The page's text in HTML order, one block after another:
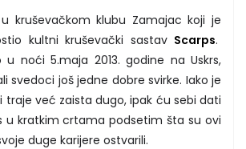
kruševačkom klubu Zamajac koji je
kultni kruševački sastav Scarps.
u noći 5.maja 2013. godine na Uskrs,
svedoci još jedne dobre svirke. Iako je
traje već zaista dugo, ipak ću sebi dati
u kratkim crtama podsetim šta su ovi
duge karijere ostvarili.